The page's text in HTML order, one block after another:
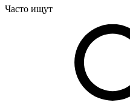
Часто ищут